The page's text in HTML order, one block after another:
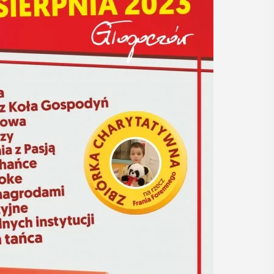
i
czyli 29-30
się
przez
15 17:00 - 23:00
Noc Muzeów 2026
W piątek 15 maja w Muzeum
Niepodległości w Myślenicach
odbędzie się doroczna Noc Muzeów.
Między godz. 17 a 23 na przybyłych
będą czekały różne atrakcje. Program ...